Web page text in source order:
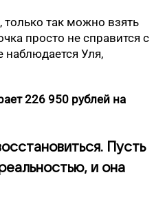
только так можно взять
просто не справится с
Уля,
226 950 рублей на
Пусть
и она